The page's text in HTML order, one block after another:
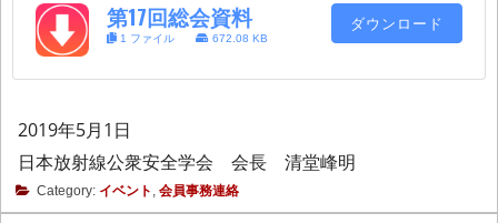
第17回総会資料
1 ファイル 672.08 KB
ダウンロード
2019年5月1日
日本放射線公衆安全学会 会長 清堂峰明
Category: イベント 会員事務連絡